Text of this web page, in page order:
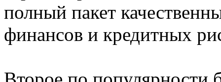
полный пакет
финансов и кредитных